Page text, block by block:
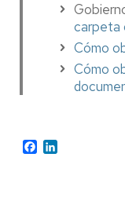
carpeta
Cómo
Cómo
Facebook